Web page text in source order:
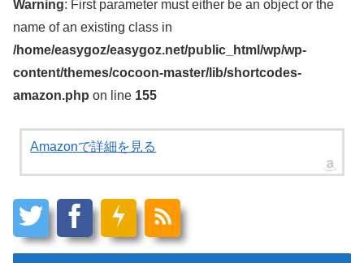
Warning: First parameter must either be an object or the
name of an existing class in
/home/easygoz/easygoz.net/public_html/wp/wp-
content/themes/cocoon-master/lib/shortcodes-
amazon.php on line 155
Amazonで詳細を見る